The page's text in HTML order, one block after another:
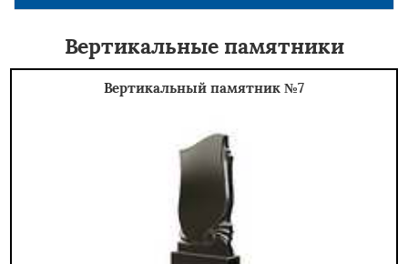
Вертикальные памятники
Вертикальный памятник №7